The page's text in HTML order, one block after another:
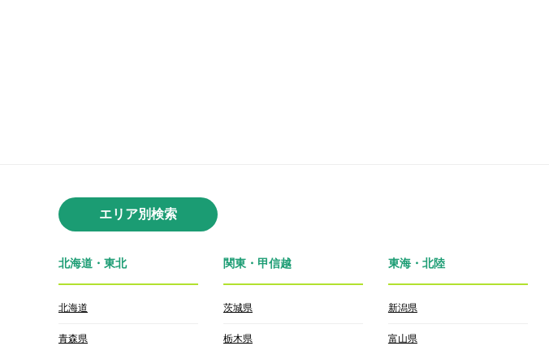
エリア別検索
北海道・東北
北海道
青森県
関東・甲信越
茨城県
栃木県
東海・北陸
新潟県
富山県